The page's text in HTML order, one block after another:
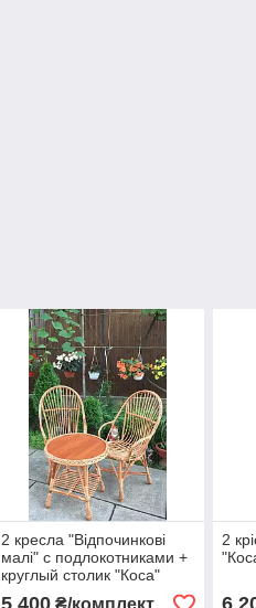
2 кресла "Відпочинкові
малі" с подлокотниками +
круглый столик "Коса"
2